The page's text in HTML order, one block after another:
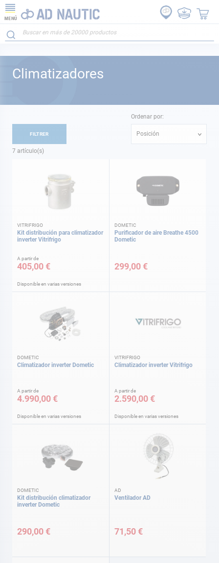
MENÚ
Climatizadores
7 artículo(s)
Ordenar por:
Posición
VITRIFRIGO
Kit distribución para climatizador
inverter Vitrifrigo
A partir de
405,00 €
Disponible en varias versiones
DOMETIC
Purificador de aire Breathe 4500
Dometic
299,00 €
DOMETIC
Climatizador inverter Dometic
A partir de
4.990,00 €
Disponible en varias versiones
VITRIFRIGO
Climatizador inverter Vitrifrigo
A partir de
2.590,00 €
Disponible en varias versiones
DOMETIC
Kit distribución climatizador
inverter Dometic
290,00 €
AD
Ventilador AD
71,50 €
FILTRER